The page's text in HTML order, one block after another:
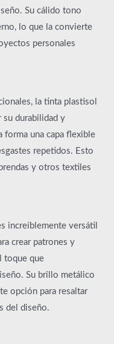
Su cálido tono
lo que la convierte
personales
la tinta plastisol
su durabilidad y
forma una capa flexible
repetidos. Esto
y otros textiles
increíblemente versátil
crear patrones y
toque que
Su brillo metálico
opción para resaltar
del diseño.